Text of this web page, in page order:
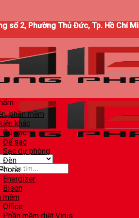
số 2, Phường Thủ Đức, Tp. Hồ Chí
phần mềm
khác
Củ sạc
Đế sạc
Sạc dự phòng
Đèn
Energizer
Bison
mềm
Office
Phần mềm diệt Virus